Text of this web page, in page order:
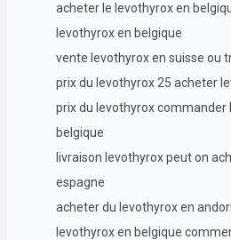
acheter le levothyrox en
levothyrox en belgique
vente levothyrox en suisse ou
prix du levothyrox 25 acheter
prix du levothyrox
belgique
livraison levothyrox peut on
espagne
acheter du levothyrox en
levothyrox en belgique